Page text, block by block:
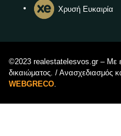
Χρυσή Ευκαιρία
©2023 realestatelesvos.gr – Με
δικαιώματος. / Ανασχεδιασμός
WEBGRECO